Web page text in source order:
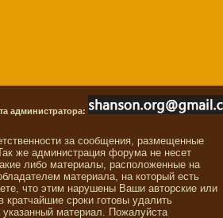
администратора:
за сообщения, размещенные
же администрация форума не несет
либо материалы, расположенные на
материала, на который есть
что этим нарушены Ваши авторские или
сроки готовы удалить
материал. Пожалуйста